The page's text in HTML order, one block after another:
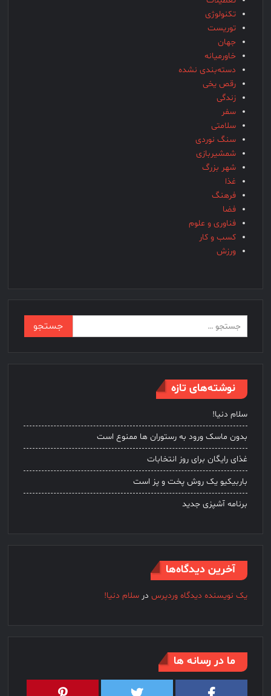
تکنولوژی
توریست
جهان
خاورمیانه
دسته‌بندی نشده
رقص یخی
زندگی
سفر
سلامتی
سنگ نوردی
شمشیربازی
شهر بزرگ
غذا
فرهنگ
فضا
فناوری و علوم
کسب و کار
ورزش
برای:
نوشته‌های تازه
سلام دنیا!
بدون ماسک ورود به رستوران ها ممنوع است
غذای رایگان برای روز انتخابات
باربیکیو یک روش پخت و پز است
برنامه آشپزی جدید
آخرین دیدگاه‌ها
یک نویسنده دیدگاه وردپرس درسلام دنیا!
ما در رسانه ها